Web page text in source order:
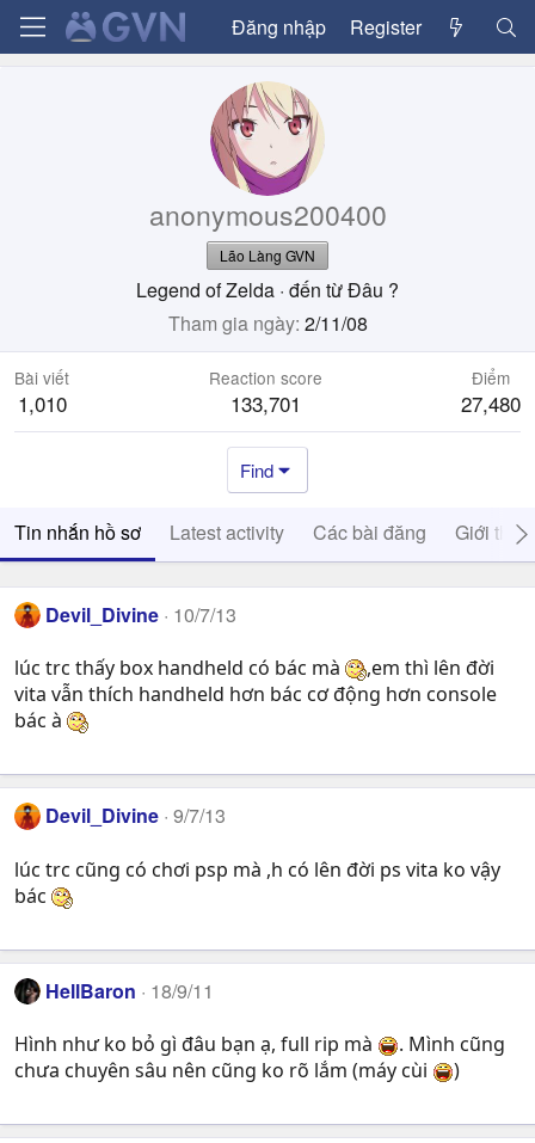
Đăng nhập Register
anonymous200400
Lão Làng GVN
Legend of Zelda · đến từĐâu ?
Tham gia ngày 2/11/08
Bài viết
1,010
Reaction score
133,701
Điểm
27,480
Find
Tin nhắn hồ sơ Latest activity Các bài đăng Giới thiệu
Devil_Divine 10/7/13
lúc trc thấy box handheld có bác mà
,em thì lên đời
vita vẫn thích handheld hơn bác cơ động hơn console
bác à
Devil_Divine 9/7/13
lúc trc cũng có chơi psp mà ,h có lên đời ps vita ko vậy
bác
HellBaron 18/9/11
Hình như ko bỏ gì đâu bạn ạ, full rip mà
. Mình cũng
chưa chuyên sâu nên cũng ko rõ lắm (máy cùi
)